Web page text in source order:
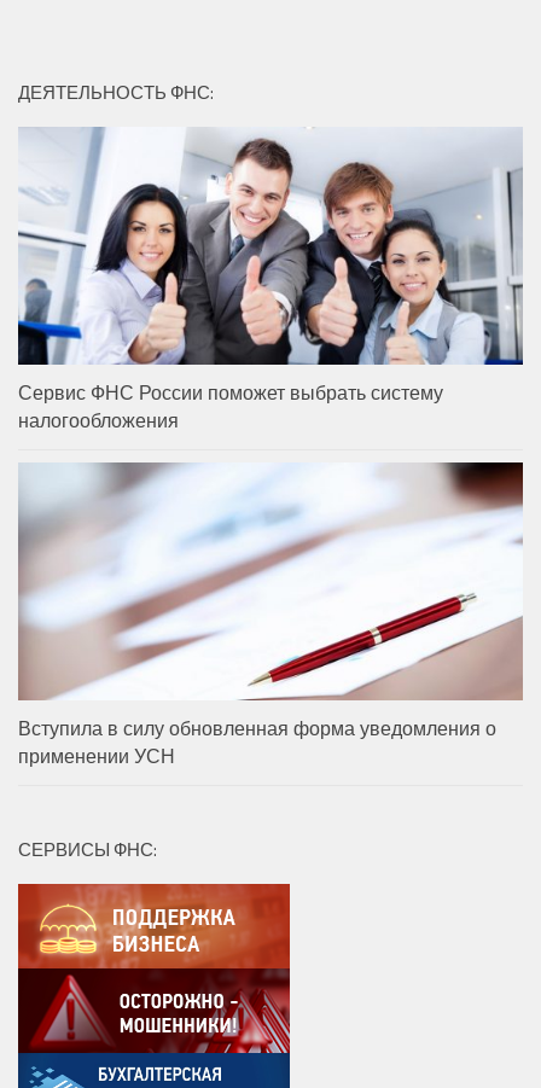
ДЕЯТЕЛЬНОСТЬ ФНС:
Сервис ФНС России поможет выбрать систему
налогообложения
Вступила в силу обновленная форма уведомления о
применении УСН
СЕРВИСЫ ФНС: